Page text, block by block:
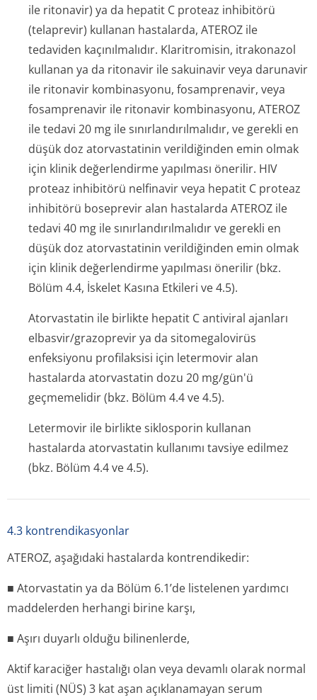
ile ritonavir) ya da hepatit C proteaz inhibitörü
(telaprevir) kullanan hastalarda, ATEROZ ile
tedaviden kaçınılmalıdır. Klaritromisin, itrakonazol
kullanan ya da ritonavir ile sakuinavir veya darunavir
ile ritonavir kombinasyonu, fosamprenavir, veya
fosamprenavir ile ritonavir kombinasyonu, ATEROZ
ile tedavi 20 mg ile sınırlandırılmalıdır, ve gerekli en
düşük doz atorvastatinin verildiğinden emin olmak
için klinik değerlendirme yapılması önerilir. HIV
proteaz inhibitörü nelfinavir veya hepatit C proteaz
inhibitörü boseprevir alan hastalarda ATEROZ ile
tedavi 40 mg ile sınırlandırılmalıdır ve gerekli en
düşük doz atorvastatinin verildiğinden emin olmak
için klinik değerlendirme yapılması önerilir (bkz.
Bölüm 4.4, İskelet Kasına Etkileri ve 4.5).
Atorvastatin ile birlikte hepatit C antiviral ajanları
elbasvir/grazo­previr ya da sitomegalovirüs
enfeksiyonu profilaksisi için letermovir alan
hastalarda atorvastatin dozu 20 mg/gün'ü
geçmemelidir (bkz. Bölüm 4.4 ve 4.5).
Letermovir ile birlikte siklosporin kullanan
hastalarda atorvastatin kullanımı tavsiye edilmez
(bkz. Bölüm 4.4 ve 4.5).
4.3 kontrendikasyonlar
ATEROZ, aşağıdaki hastalarda kontrendikedir:
■ Atorvastatin ya da Bölüm 6.1’de listelenen yardımcı
maddelerden herhangi birine karşı,
■ Aşırı duyarlı olduğu bilinenlerde,
Aktif karaciğer hastalığı olan veya devamlı olarak normal
üst limiti (NÜS) 3 kat aşan açıklanamayan serum